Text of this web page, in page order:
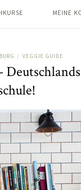
MEINE
/ VEGGIE GUIDE